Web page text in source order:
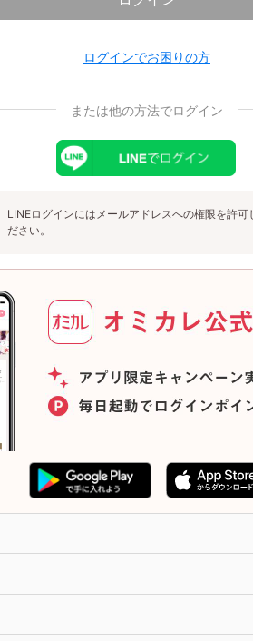
ログインでお困りの方
または他の方法でログイン
LINEログインにはメールアドレスへの権限を許可
ださい。